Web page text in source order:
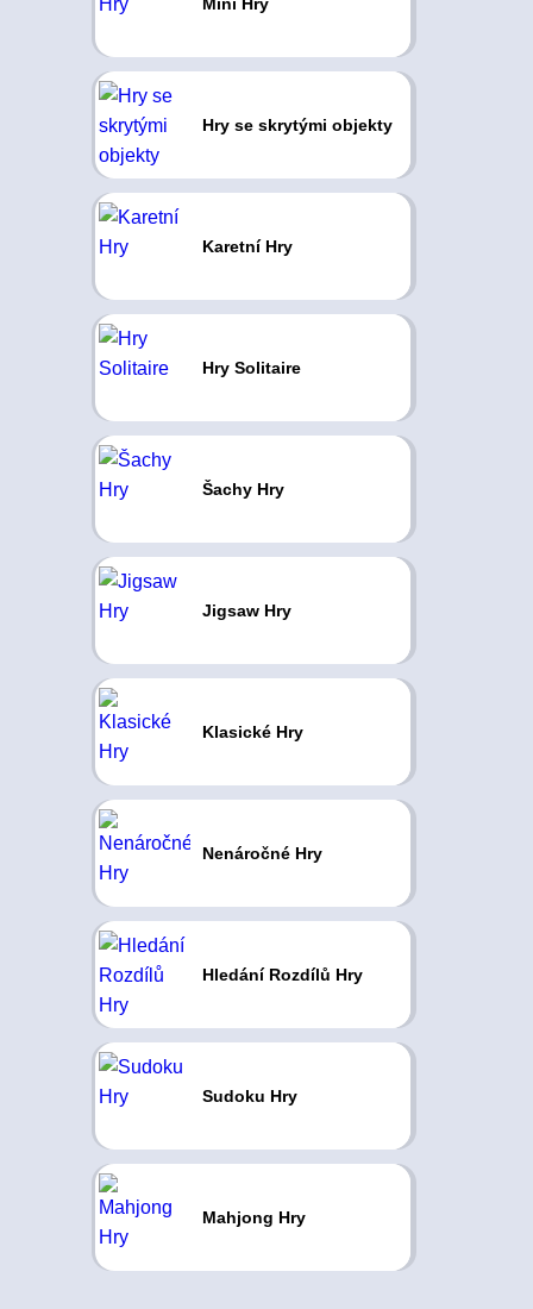
Hry se skrytými objekty
Karetní Hry
Hry Solitaire
Šachy Hry
Jigsaw Hry
Klasické Hry
Nenáročné Hry
Hledání Rozdílů Hry
Sudoku Hry
Mahjong Hry